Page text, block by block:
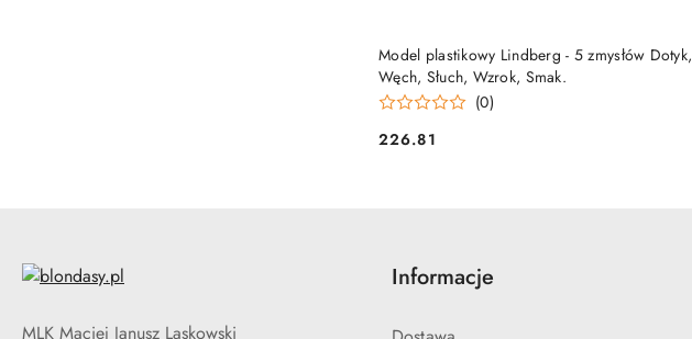
Model plastikowy Lindberg - 5 zmysłów Dotyk,
Węch, Słuch, Wzrok, Smak.
(0)
Cena:
226.81
DO KOSZYKA
MLK Maciej Janusz Laskowski
Informacje